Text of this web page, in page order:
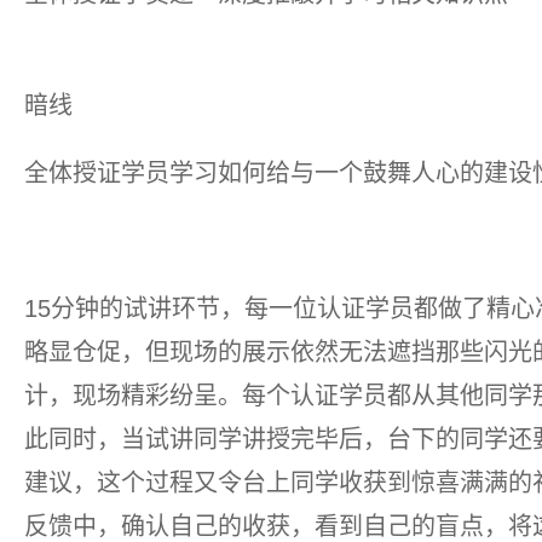
暗线
全体授证学员学习如何给与一个鼓舞人心的建设
15分钟的试讲环节，每一位认证学员都做了精
略显仓促，但现场的展示依然无法遮挡那些闪
计，现场精彩纷呈。每个认证学员都从其他同
此同时，当试讲同学讲授完毕后，台下的同学
建议，这个过程又令台上同学收获到惊喜满满
反馈中，确认自己的收获，看到自己的盲点，